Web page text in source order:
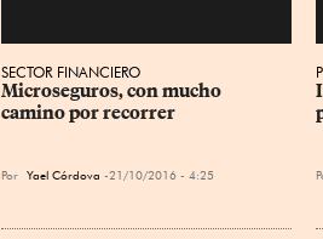
SECTOR FINANCIERO
Microseguros, con mucho
camino por recorrer
Por Yael Córdova 21/10/2016 - 4:25